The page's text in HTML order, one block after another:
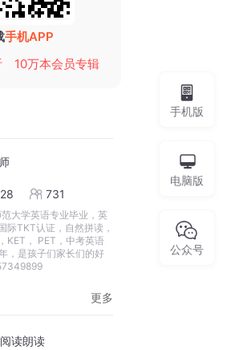
手机APP
10万本会员专辑
731
大学英语专业毕业，英
际TKT认证，自然拼读，
KET， PET，中考英语
，是孩子们家长们的好
更多
读朗读
手机版
电脑版
公众号